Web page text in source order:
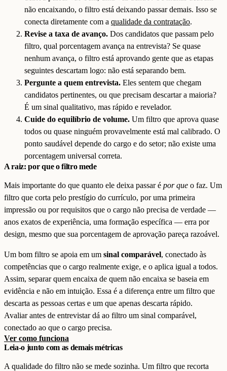
não encaixando, o filtro está deixando passar demais. Isso se
conecta diretamente com a qualidade da contratação.
Revise a taxa de avanço. Dos candidatos que passam pelo
filtro, qual porcentagem avança na entrevista? Se quase
nenhum avança, o filtro está aprovando gente que as etapas
seguintes descartam logo: não está separando bem.
Pergunte a quem entrevista. Eles sentem que chegam
candidatos pertinentes, ou que precisam descartar a maioria?
É um sinal qualitativo, mas rápido e revelador.
Cuide do equilíbrio de volume. Um filtro que aprova quase
todos ou quase ninguém provavelmente está mal calibrado. O
ponto saudável depende do cargo e do setor; não existe uma
porcentagem universal correta.
A raiz: por que o filtro mede
Mais importante do que quanto ele deixa passar é por que o faz. Um
filtro que corta pelo prestígio do currículo, por uma primeira
impressão ou por requisitos que o cargo não precisa de verdade —
anos exatos de experiência, uma formação específica — erra por
design, mesmo que sua porcentagem de aprovação pareça razoável.
Um bom filtro se apoia em um sinal comparável, conectado às
competências que o cargo realmente exige, e o aplica igual a todos.
Assim, separar quem encaixa de quem não encaixa se baseia em
evidência e não em intuição. Essa é a diferença entre um filtro que
descarta as pessoas certas e um que apenas descarta rápido.
Avaliar antes de entrevistar dá ao filtro um sinal comparável,
conectado ao que o cargo precisa.
Ver como funciona
Leia-o junto com as demais métricas
A qualidade do filtro não se mede sozinha. Um filtro que recorta